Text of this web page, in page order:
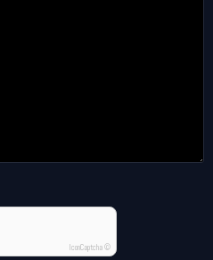
IconCaptcha ©